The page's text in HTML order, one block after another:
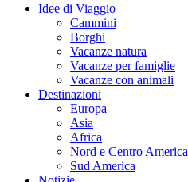
Idee di Viaggio
Cammini
Borghi
Vacanze natura
Vacanze per famiglie
Vacanze con animali
Destinazioni
Europa
Asia
Africa
Nord e Centro America
Sud America